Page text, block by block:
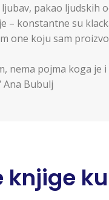
pakao ljudskih
– konstantne su
one koju sam
nema pojma koga
Ana Bubulj
knjige